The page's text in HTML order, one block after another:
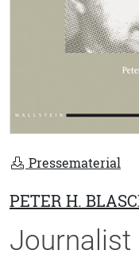
Pressematerial
PETER H.
Journalist